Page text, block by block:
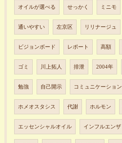
オイルが選べる せっかく ミニモ
通いやすい 左京区 リリナージュ
ビジョンボード レポート 高額
ゴミ 川上拓人 排泄 2004年
勉強 自己開示 コミュニケーション
ホメオスタシス 代謝 ホルモン
エッセンシャルオイル インフルエンザ